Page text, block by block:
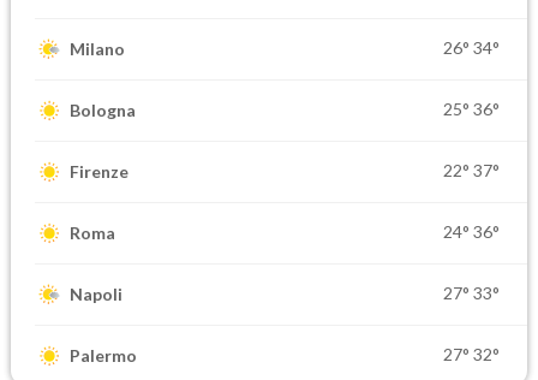
Milano 26° 34°
Bologna 25° 36°
Firenze 22° 37°
Roma 24° 36°
Napoli 27° 33°
Palermo 27° 32°